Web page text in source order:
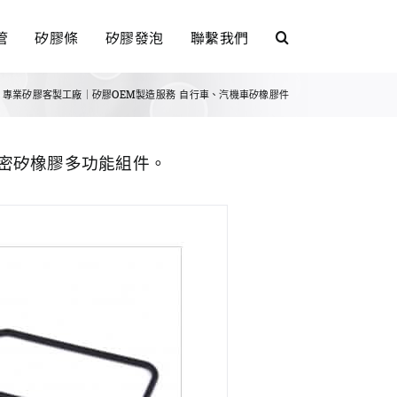
矽膠條 矽膠發泡 聯繫我們
專業矽膠客製工廠｜矽膠OEM製造服務 自行車、汽機車矽橡膠件
矽橡膠多功能組件。